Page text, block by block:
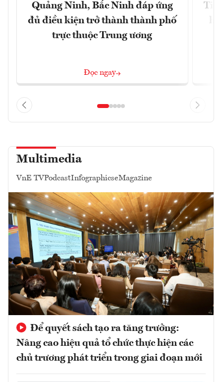
Quảng Ninh, Bắc Ninh đáp ứng
đủ điều kiện trở thành thành phố
trực thuộc Trung ương
Đọc ngay
Multimedia
VnE TVPodcastInfographicseMagazine
Để quyết sách tạo ra tăng trưởng:
Nâng cao hiệu quả tổ chức thực hiện các
chủ trương phát triển trong giai đoạn mới